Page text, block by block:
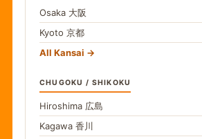
Osaka 大阪
Kyoto 京都
All Kansai
CHUGOKU / SHIKOKU
Hiroshima 広島
Kagawa 香川